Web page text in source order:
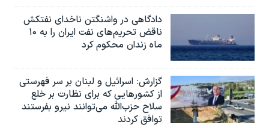
دادگاهی در واشنگتن ناخدای نفتکش
ناقض تحریم‌های نفت ایران را به ۱۰
ماه زندان محکوم کرد
گزارش‌: اسرائيل و لبنان بر سر فهرستی
از کشورهایی که برای نظارت بر خلع
سلاح حزب‌الله می‌توانند نیرو بفرستند
توافق کردند